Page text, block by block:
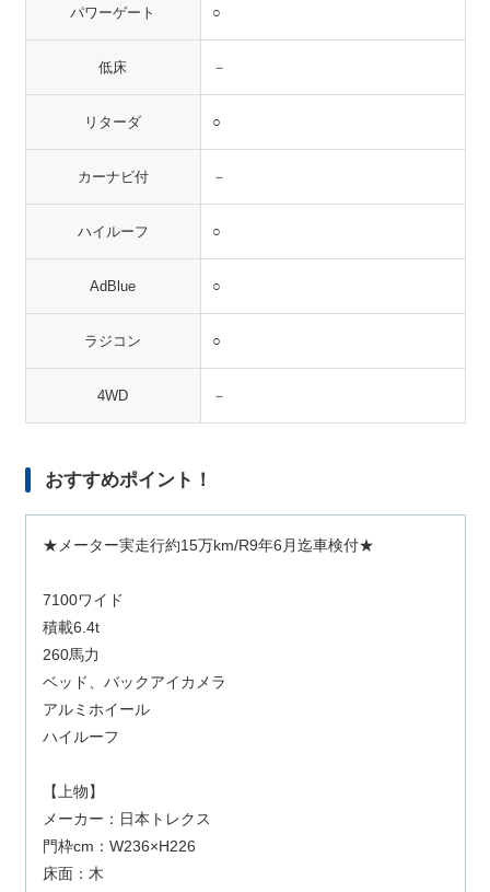
パワーゲート ○
低床 －
リターダ ○
カーナビ付 －
ハイルーフ ○
AdBlue ○
ラジコン ○
4WD －
おすすめポイント！
★メーター実走行約15万km/R9年6月迄車検付★
7100ワイド
積載6.4t
260馬力
ベッド、バックアイカメラ
アルミホイール
ハイルーフ
【上物】
メーカー：日本トレクス
門枠cm：W236×H226
床面：木